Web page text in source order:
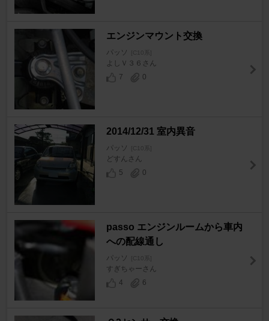
エンジンマウント交換
パッソ [C10系]
よしＶ３６さん
7
0
2014/12/31 室内異音
パッソ [C10系]
どすんさん
5
0
passo エンジンルームから車内
への配線通し
パッソ [C10系]
すぎちゃーさん
4
6